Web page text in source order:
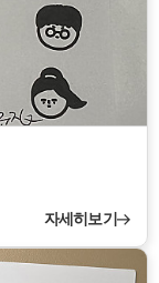
자세히보기